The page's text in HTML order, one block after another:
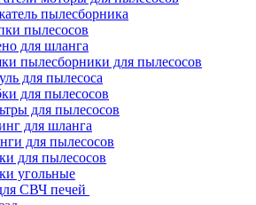
пылесборника
пылесосов
для шланга
пылесборники для пылесосов
для пылесоса
для пылесосов
для пылесосов
для шланга
для пылесосов
для пылесосов
угольные
СВЧ печей